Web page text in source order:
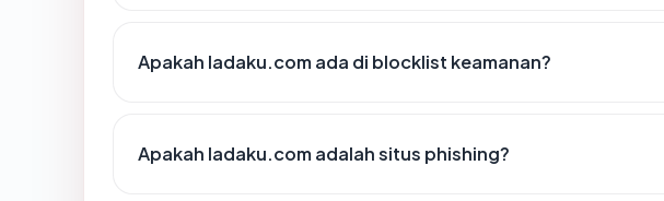
Apakah ladaku.com ada di blocklist keamanan?
Apakah ladaku.com adalah situs phishing?